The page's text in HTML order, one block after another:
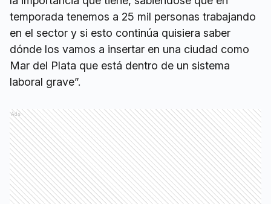
temporada tenemos a 25 mil personas trabajando
en el sector y si esto continúa quisiera saber
dónde los vamos a insertar en una ciudad como
Mar del Plata que está dentro de un sistema
laboral grave”.
Ads